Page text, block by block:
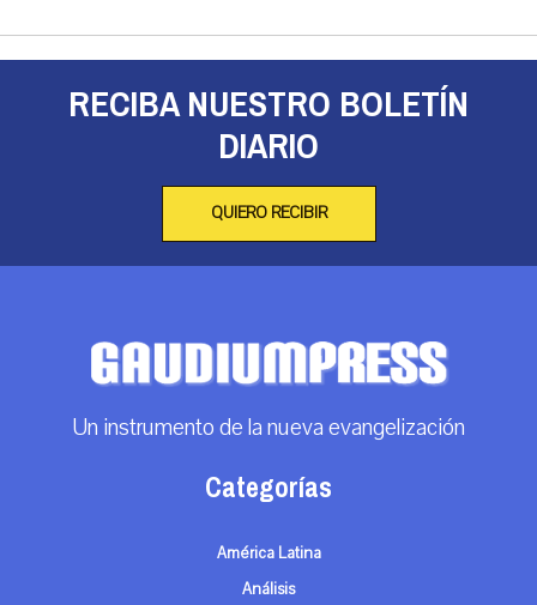
RECIBA NUESTRO BOLETÍN
DIARIO
QUIERO RECIBIR
Un instrumento de la nueva evangelización
Categorías
América Latina
Análisis